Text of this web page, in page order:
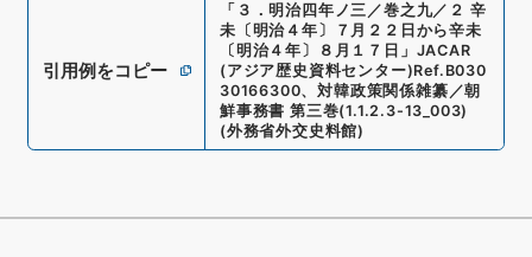
引用例をコピー
「 ３．明治四年ノ三／巻之九／２ 辛
未〔明治４年〕７月２２日から辛未
〔明治４年〕８月１７日 」 JACAR
(アジア歴史資料センター)Ref. B030
30166300、対韓政策関係雑纂／朝
鮮事務書 第三巻(1.1.2.3-13_003)
(外務省外交史料館)